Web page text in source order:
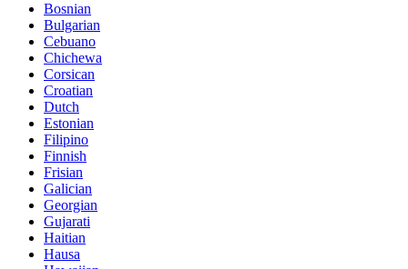
Bosnian
Bulgarian
Cebuano
Chichewa
Corsican
Croatian
Dutch
Estonian
Filipino
Finnish
Frisian
Galician
Georgian
Gujarati
Haitian
Hausa